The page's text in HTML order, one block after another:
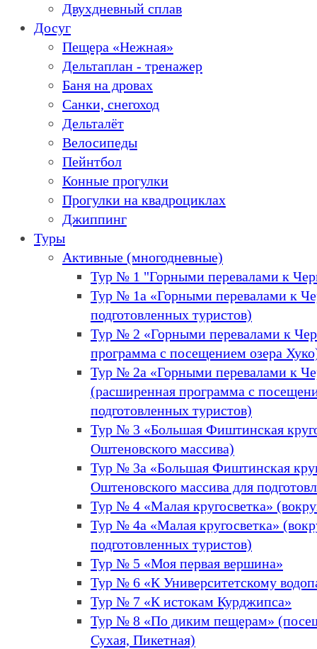
Двухдневный сплав
Досуг
Пещера «Нежная»
Дельтаплан - тренажер
Баня на дровах
Cанки, снегоход
Дельталёт
Велосипеды
Пейнтбол
Конные прогулки
Прогулки на квадроциклах
Джиппинг
Туры
Активные (многодневные)
Тур № 1 "Горными перевалами к
Тур № 1а «Горными перевалами к
подготовленных туристов)
Тур № 2 «Горными перевалами к
программа с посещением озера
Тур № 2а «Горными перевалами к
(расширенная программа с
подготовленных туристов)
Тур № 3 «Большая Фиштинская
Оштеновского массива)
Тур № 3а «Большая Фиштинская
Оштеновского массива для
Тур № 4 «Малая кругосветка»
Тур № 4а «Малая кругосветка»
подготовленных туристов)
Тур № 5 «Моя первая вершина»
Тур № 6 «К Университетскому
Тур № 7 «К истокам Курджипса»
Тур № 8 «По диким пещерам»
Сухая, Пикетная)